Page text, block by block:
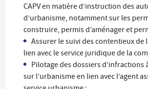
CAPV en matière d’instruction des
d’urbanisme, notamment sur les
construire, permis d’aménager et
Assurer le suivi des contentieux de
lien avec le service juridique de la
Pilotage des dossiers d’infractions
sur l’urbanisme en lien avec l’agent